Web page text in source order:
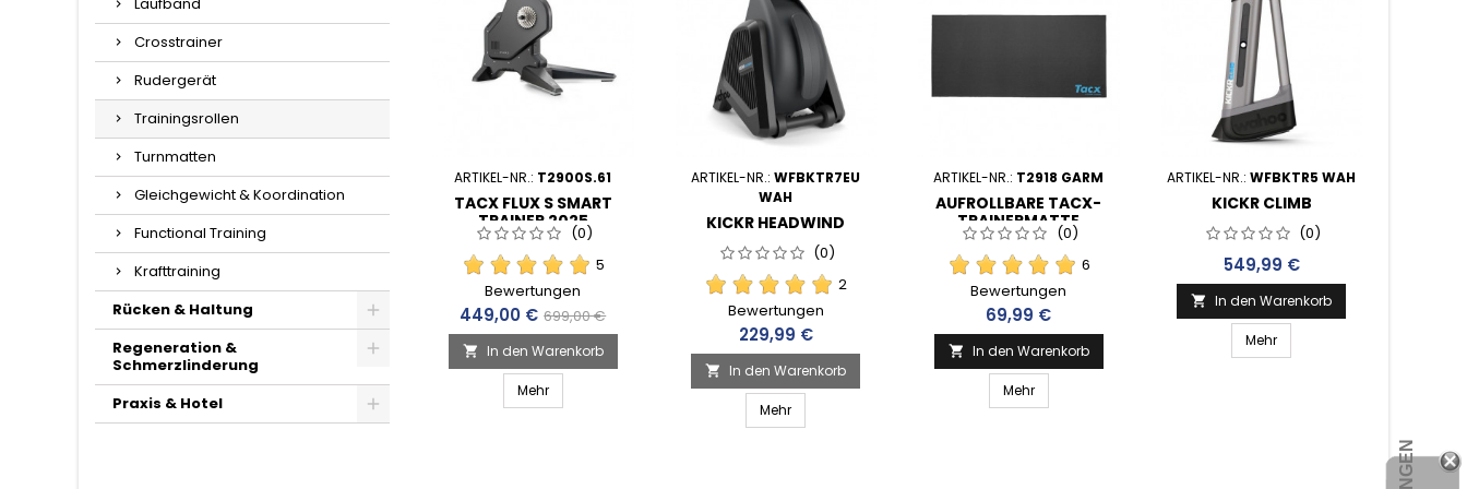
Crosstrainer
Rudergerät
Trainingsrollen
Turnmatten
Gleichgewicht & Koordination
Functional Training
Krafttraining
Rücken & Haltung
Regeneration &
Schmerzlinderung
Praxis & Hotel
ARTIKEL-NR.: T2900S.61
TACX FLUX S SMART
TRAINER 2025
(T2900S.61)(0)
5
Bewertungen
Preis
449,00 € Verkaufspreis
699,00 €
 In den Warenkorb
Mehr
ARTIKEL-NR.:WFBKTR7EU
WAH
KICKR HEADWIND
(0)
2
Bewertungen
Preis
229,99 €
 In den Warenkorb
Mehr
ARTIKEL-NR.: T2918 GARM
AUFROLLBARE TACX-
TRAINERMATTE
(0)
6
Bewertungen
Preis
69,99 €
 In den Warenkorb
Mehr
ARTIKEL-NR.:WFBKTR5 WAH
KICKR CLIMB
(0)
Preis
549,99 €
 In den Warenkorb
Mehr